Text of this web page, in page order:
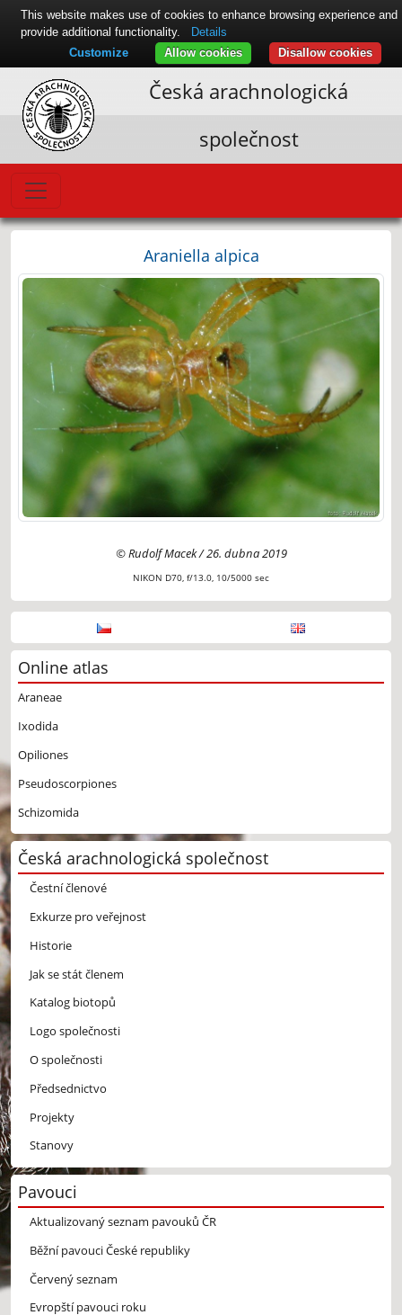
Česká arachnologická
společnost
Araniella alpica
© Rudolf Macek / 26. dubna 2019
NIKON D70, f/13.0, 10/5000 sec
Online atlas
Araneae
Ixodida
Opiliones
Pseudoscorpiones
Schizomida
Česká arachnologická společnost
Čestní členové
Exkurze pro veřejnost
Historie
Jak se stát členem
Katalog biotopů
Logo společnosti
O společnosti
Předsednictvo
Projekty
Stanovy
Pavouci
Aktualizovaný seznam pavouků ČR
Běžní pavouci České republiky
Červený seznam
Evropští pavouci roku
This website makes use of cookies to enhance browsing experience and
provide additional functionality.
Details
Disallow cookies
Allow cookies
Customize